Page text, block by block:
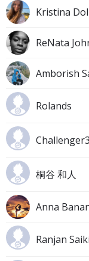
Kristina
ReNata
Amborish
Rolands
桐谷 和人
Anna
Ranjan